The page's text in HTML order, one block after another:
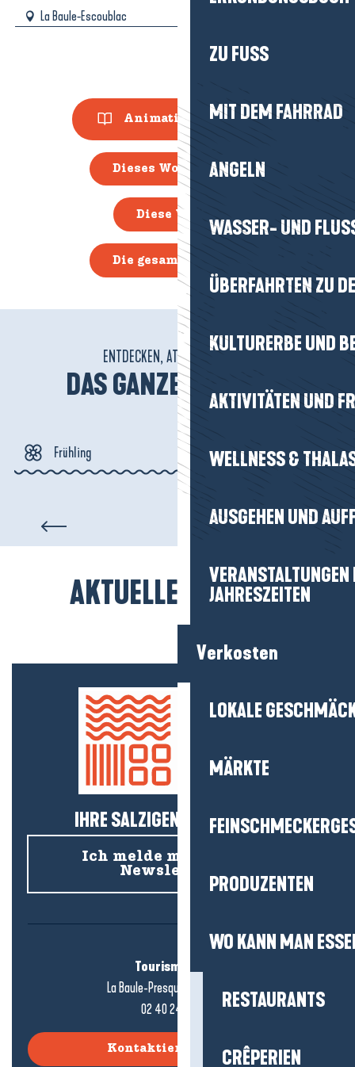
ZU FUSS
MIT DEM FAHRRAD
ANGELN
WASSER- UND
ÜBERFAHRTEN ZU
KULTURERBE UND
AKTIVITÄTEN UND
WELLNESS &
AUSGEHEN UND
JAHRESZEITEN
Verkosten
LOKALE
MÄRKTE
PRODUZENTEN
WO KANN MAN
RESTAURANTS
CRÊPERIEN
La Baule-Escoublac
Animationsführer
Dieses Wochenende
Diese Woche
Die gesamte Agenda
ENTDECKEN, ATMEN, VIBRIEREN!
DAS GANZE JAHR ÜBER
Frühling
Winter
Der regionale Naturpark
AKTUELLE LUST(EN)
IHRE SALZIGEN NEUIGKEITEN!
Ich melde mich für den
Newsletter an
Tourismusbüro
La Baule-Presqu'île de Guérande
02 40 24 34 44
Kontaktieren Sie uns